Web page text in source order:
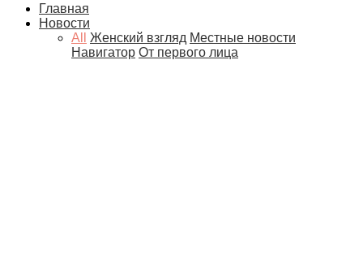
Главная
Новости
All
Женский взгляд Местные новости
Навигатор От первого лица